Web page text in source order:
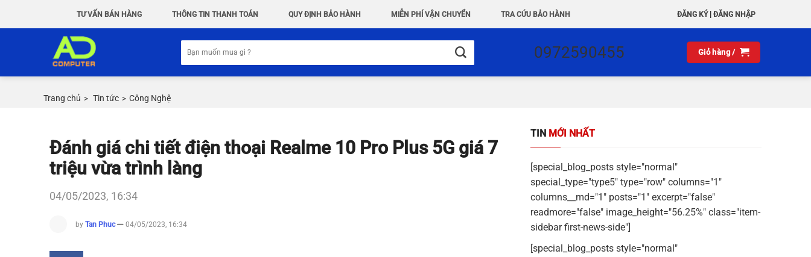
TƯ VẤN BÁN HÀNG THÔNG TIN THANH TOÁN QUY ĐỊNH BẢO HÀNH MIỄN PHÍ VẬN CHUYỂN TRA CỨU BẢO HÀNH ĐĂNG KÝ| ĐĂNG NHẬP
kiếm:
0972590455 Giỏ hàng /
Trang chủ > Tin tức > Công Nghệ
Đánh giá chi tiết điện thoại Realme 10 Pro Plus 5G giá 7
triệu vừa trình làng
04/05/2023, 16:34
by Tan Phuc 04/05/2023, 16:34
TIN MỚI NHẤT
[special_blog_posts style="normal"
special_type="type5" type="row" columns="1"
columns__md="1" posts="1" excerpt="false"
readmore="false" image_height="56.25%" class="item-
sidebar first-news-side"]
[special_blog_posts style="normal"